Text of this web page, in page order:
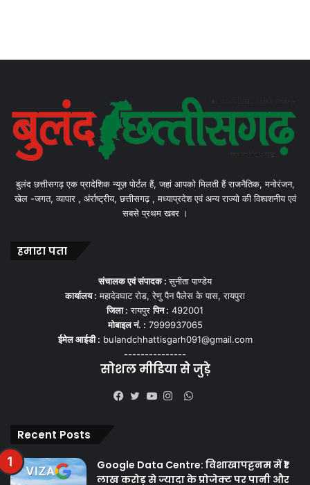
बुलंद छत्तीसगढ़ एक प्रादेशिक न्यूज़ पोर्टल हैं, जहां आपको मिलती हैं राजनैतिक, मनोरंजन,
खेल -जगत, व्यापार , अंर्राष्ट्रीय, छत्तीसगढ़ , मध्याप्रदेश एवं अन्य राज्यो की विश्वशनीय एवं
सबसे प्रथम खबर ।
हमारा पता
संचालक एवं संपादक :सुनीता पाण्डेय
कार्यालय : महादेवघाट रोड, रेणु पैन पैलेस के पास, रायपुरा
जिला : रायपुरपिन : 492001
मोबाइल नं. : 7999937065
ईमेल आईडी : bulandchhattisgarh091@gmail.com
---------------
सोशल मीडिया से जुड़े
WhatsApp
Recent Posts
Google Data Centre: विशाखापट्टनम में ₹1
लाख करोड़ से ज्यादा के प्रोजेक्ट पर पानी और